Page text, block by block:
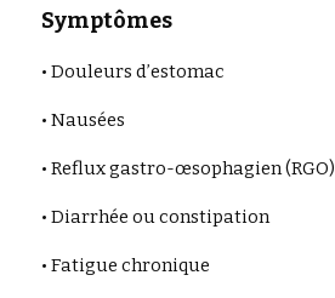
Symptômes
• Douleurs d’estomac
• Nausées
• Reflux gastro-œsophagien (RGO)
• Diarrhée ou constipation
• Fatigue chronique